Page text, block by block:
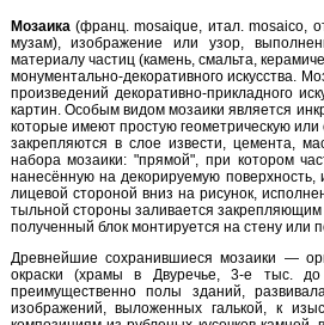
Мозаика(франц. mosaique, итал. mosaico,
музам), изображение или узор,
материалу частиц (камень, смальта,
монументально-декоративного искусства.
произведений декоративно-прикладного
картин. Особым видом мозаики является
которые имеют простую геометрическую
закрепляются в слое извести, цемента,
набора мозаики: "прямой", при котором
нанесённую на декорируемую поверхность,
лицевой стороной вниз на рисунок,
тыльной стороны заливается
полученный блок монтируется на стену или
Древнейшие сохранившиеся мозаики —
окраски (храмы в Двуречье, 3-е тыс.
преимущественно полы зданий,
изображений, выложенных галькой, к